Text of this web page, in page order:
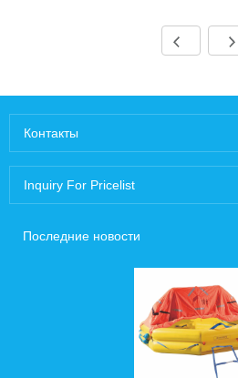
Контакты
Inquiry For Pricelist
Последние новости